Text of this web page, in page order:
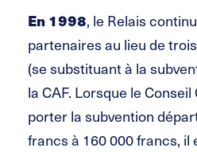
En 1998, le Relais
partenaires au lieu de
(se substituant à la
la CAF. Lorsque le
porter la subvention
francs à 160 000 francs, il